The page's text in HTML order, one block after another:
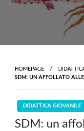
HOMEPAGE
SDM: UN AFFOLLATO
DIDATTICA GIOVANILE
SDM: un